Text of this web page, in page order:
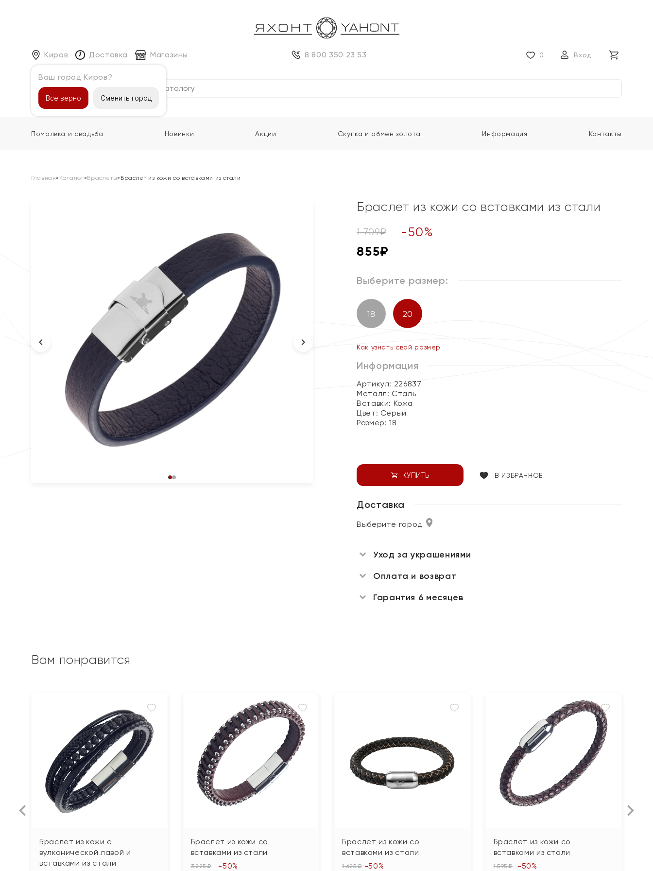
Киров
Ваш город Киров?
Все верно Сменить город
Доставка Магазины 8 800 350 23 53 0 Вход
Каталог
Помолвка и свадьба Новинки Акции Скупка и обмен золота Информация Контакты
Главная» Каталог»Браслеты» Браслет из кожи со вставками из стали
Браслет из кожи со вставками из стали
1 709₽ -50%
855₽
Выберите размер:
18 20
Как узнать свой размер
Информация
Артикул: 226837
Металл: Сталь
Вставки: Кожа
Цвет: Серый
Размер:18
КУПИТЬ В ИЗБРАННОЕ
Доставка
Выберите город
Уход за украшениями
Оплата и возврат
Гарантия 6 месяцев
Вам понравится
Браслет из кожи с
вулканической лавой и
вставками из стали
Браслет из кожи со
вставками из стали
3 225 ₽ -50%
Браслет из кожи со
вставками из стали
1 625 ₽ -50%
Браслет из кожи со
вставками из стали
1 595 ₽ -50%